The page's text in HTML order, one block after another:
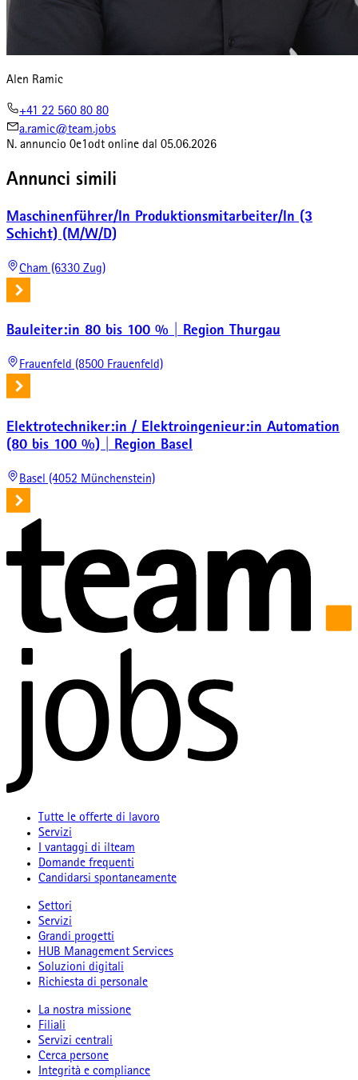
Alen Ramic
+41 22 560 80 80
a.ramic@team.jobs
N. annuncio 0e1odt online dal 05.06.2026
Annunci simili
Maschinenführer/In Produktionsmitarbeiter/In (3
Schicht) (M/W/D)
Cham (6330 Zug)
Bauleiter:in 80 bis 100 % | Region Thurgau
Frauenfeld (8500 Frauenfeld)
Elektrotechniker:in / Elektroingenieur:in Automation
(80 bis 100 %) | Region Basel
Basel (4052 Münchenstein)
Tutte le offerte di lavoro
Servizi
I vantaggi di ilteam
Domande frequenti
Candidarsi spontaneamente
Settori
Servizi
Grandi progetti
HUB Management Services
Soluzioni digitali
Richiesta di personale
La nostra missione
Filiali
Servizi centrali
Cerca persone
Integrità e compliance